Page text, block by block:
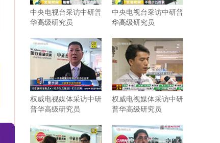
究的紧密合作。贵司研究报告结构紧凑，内容
充实，数据参考力度强，为我司企业发展和战
略规划带来了实际性的帮助。相信有很多企业
需要你们这样的行业分析公司协助和支持。尤
其是贵司对于客户报告需求的延伸服务，为我
司提供了更多有针对性、宝贵的行业研判。希
望在以后的发展过程中继续保持紧密合作与共
同进步。
中央电视台采访中研普
华高级研究员
中央电视台采访中研普
华高级研究员
权威电视媒体采访中研
普华高级研究员
权威电视媒体采访中研
普华高级研究员